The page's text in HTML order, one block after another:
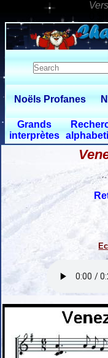
0
Noëls Profanes
Grands
interprètes